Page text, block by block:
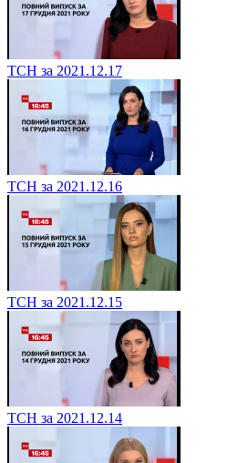
ТСН за 2021.12.17
ТСН за 2021.12.16
ТСН за 2021.12.15
ТСН за 2021.12.14